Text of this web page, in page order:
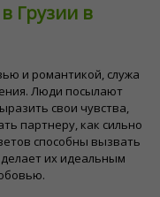
Грузии в
и романтикой, служа
Люди посылают
свои чувства,
партнеру, как сильно
способны вызвать
их идеальным